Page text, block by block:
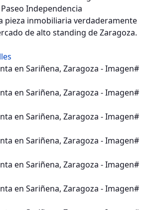
Independencia
pieza inmobiliaria verdaderamente
de alto standing de Zaragoza.